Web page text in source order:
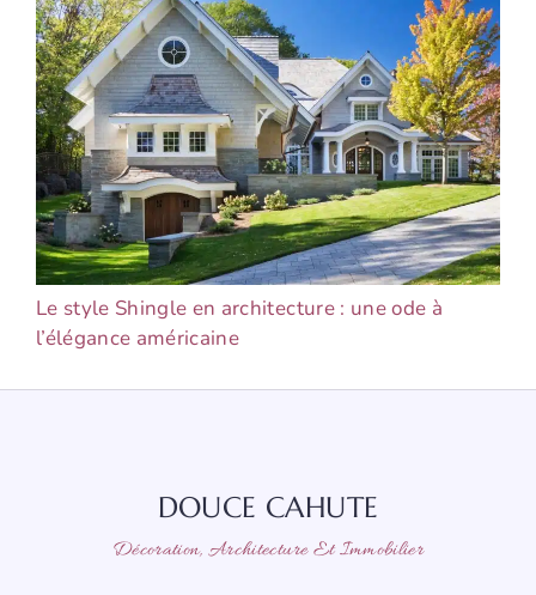
Le style Shingle en architecture : une ode à
l’élégance américaine
DOUCE CAHUTE
Décoration, Architecture Et Immobilier